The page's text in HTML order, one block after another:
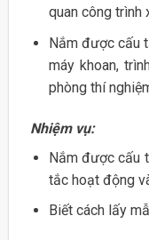
quan công trình
Nắm được cấu
máy khoan,
phòng thí
Nhiệm vụ:
Nắm được cấu
tắc hoạt động
Biết cách lấy